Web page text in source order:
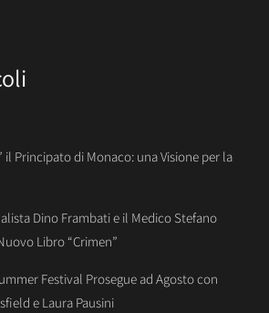
il Principato di Monaco: una Visione per la
Dino Frambati e il Medico Stefano
Libro “Crimen”
Festival Prosegue ad Agosto con
e Laura Pausini